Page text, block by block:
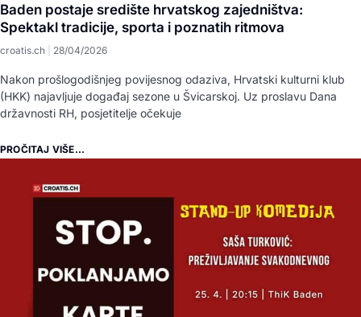
Baden postaje središte hrvatskog zajedništva:
Spektakl tradicije, sporta i poznatih ritmova
croatis.ch 28/04/2026
Nakon prošlogodišnjeg povijesnog odaziva, Hrvatski kulturni klub
(HKK) najavljuje događaj sezone u Švicarskoj. Uz proslavu Dana
državnosti RH, posjetitelje očekuje
PROČITAJ VIŠE...